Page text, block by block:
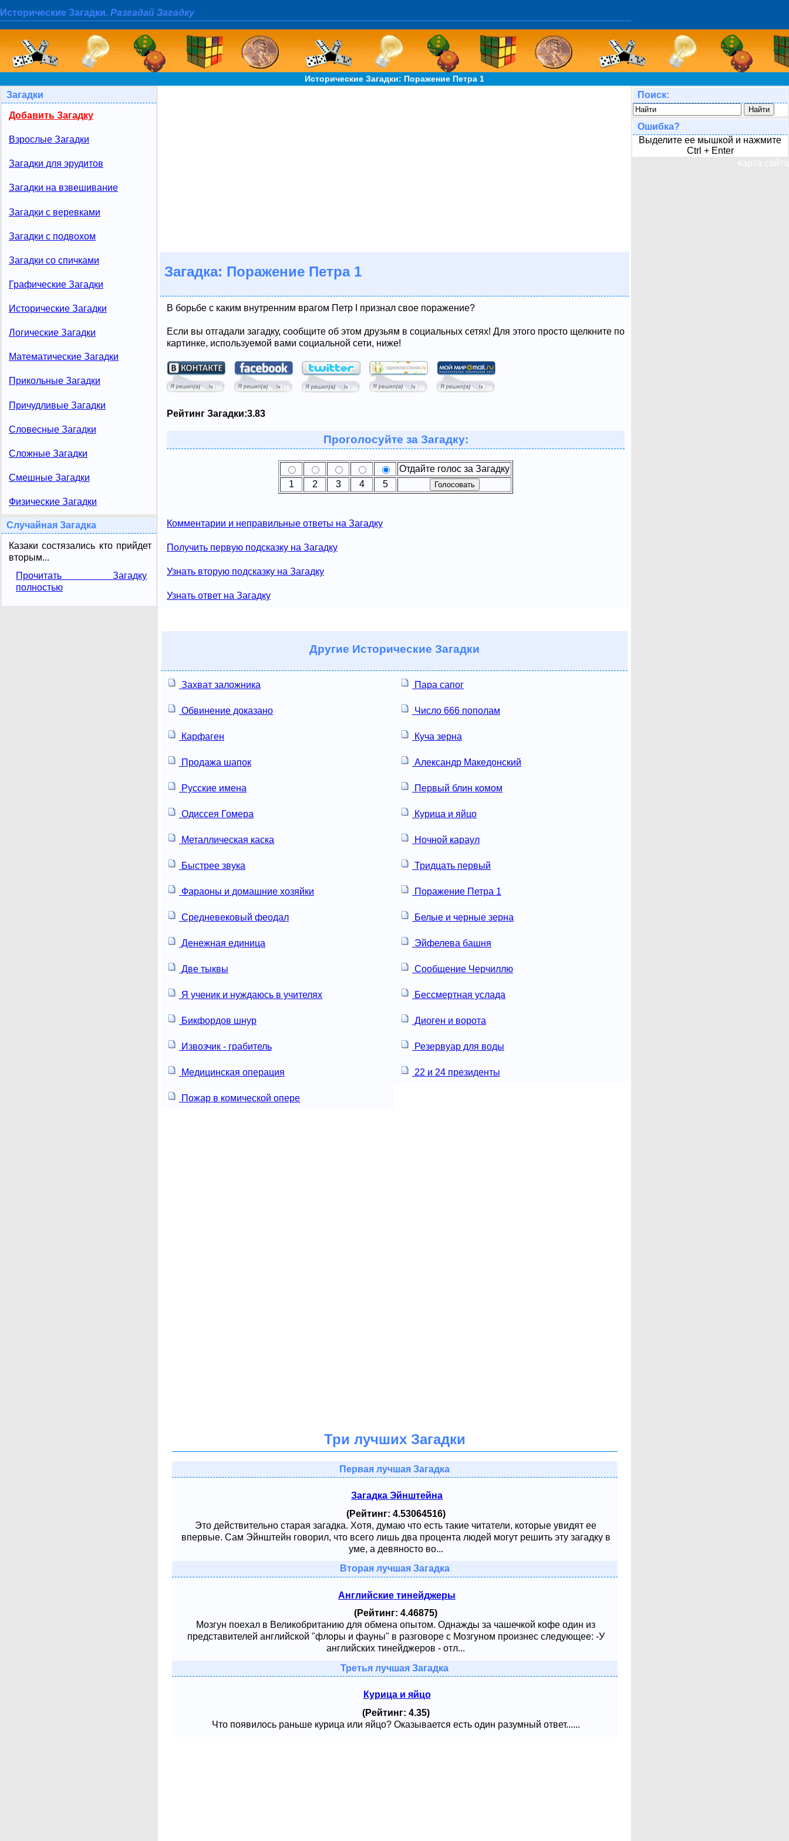
Исторические Загадки. Разгадай Загадку
Исторические Загадки: Поражение Петра 1
Загадки
Добавить Загадку
Взрослые Загадки
Загадки для эрудитов
Загадки на взвешивание
Загадки с веревками
Загадки с подвохом
Загадки со спичками
Графические Загадки
Исторические Загадки
Логические Загадки
Математические Загадки
Прикольные Загадки
Причудливые Загадки
Словесные Загадки
Сложные Загадки
Смешные Загадки
Физические Загадки
Случайная Загадка
Казаки состязались кто прийдет
вторым...
Прочитать Загадку
полностью
Загадка: Поражение Петра 1
В борьбе с каким внутренним врагом Петр I признал свое поражение?
Если вы отгадали загадку, сообщите об этом друзьям в социальных сетях! Для этого просто щелкните по
картинке, используемой вами социальной сети, ниже!
Рейтинг Загадки:3.83
Проголосуйте за Загадку:
Отдайте голос за Загадку
1
2 3 4 5
Комментарии и неправильные ответы на Загадку
Получить первую подсказку на Загадку
Узнать вторую подсказку на Загадку
Узнать ответ на Загадку
Другие Исторические Загадки
Захват заложника Пара сапог
Обвинение доказано Число 666 пополам
Карфаген Куча зерна
Продажа шапок Александр Македонский
Русские имена Первый блин комом
Одиссея Гомера Курица и яйцо
Металлическая каска Ночной караул
Быстрее звука Тридцать первый
Фараоны и домашние хозяйки Поражение Петра 1
Средневековый феодал Белые и черные зерна
Денежная единица Эйфелева башня
Две тыквы Сообщение Черчиллю
Я ученик и нуждаюсь в учителях Бессмертная услада
Бикфордов шнур Диоген и ворота
Извозчик - грабитель Резервуар для воды
Медицинская операция 22 и 24 президенты
Пожар в комической опере
Три лучших Загадки
Первая лучшая Загадка
Загадка Эйнштейна
(Рейтинг: 4.53064516)
Это действительно старая загадка. Хотя, думаю что есть такие читатели, которые увидят ее
впервые. Сам Эйнштейн говорил, что всего лишь два процента людей могут решить эту загадку в
уме, а девяносто во...
Вторая лучшая Загадка
Английские тинейджеры
(Рейтинг: 4.46875)
Мозгун поехал в Великобританию для обмена опытом. Однажды за чашечкой кофе один из
представителей английской "флоры и фауны" в разговоре с Мозгуном произнес следующее: -У
английских тинейджеров - отл...
Третья лучшая Загадка
Курица и яйцо
(Рейтинг: 4.35)
Что появилось раньше курица или яйцо? Оказывается есть один разумный ответ......
Поиск:
Ошибка?
Выделите ее мышкой и нажмите
Ctrl + Enter